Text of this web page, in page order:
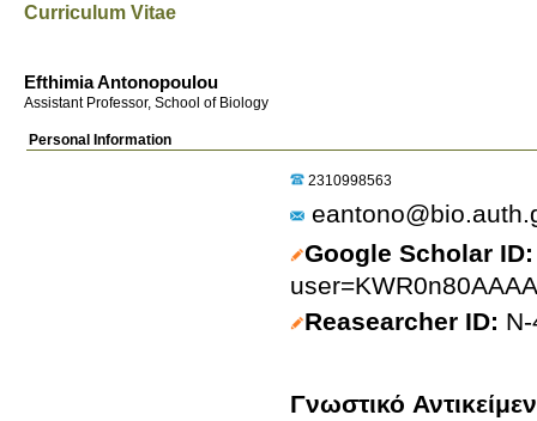
Curriculum Vitae
Efthimia Antonopoulou
Assistant Professor, School of Biology
Personal Information
2310998563
Google Scholar ID
Reasearcher ID
Γνωστικό